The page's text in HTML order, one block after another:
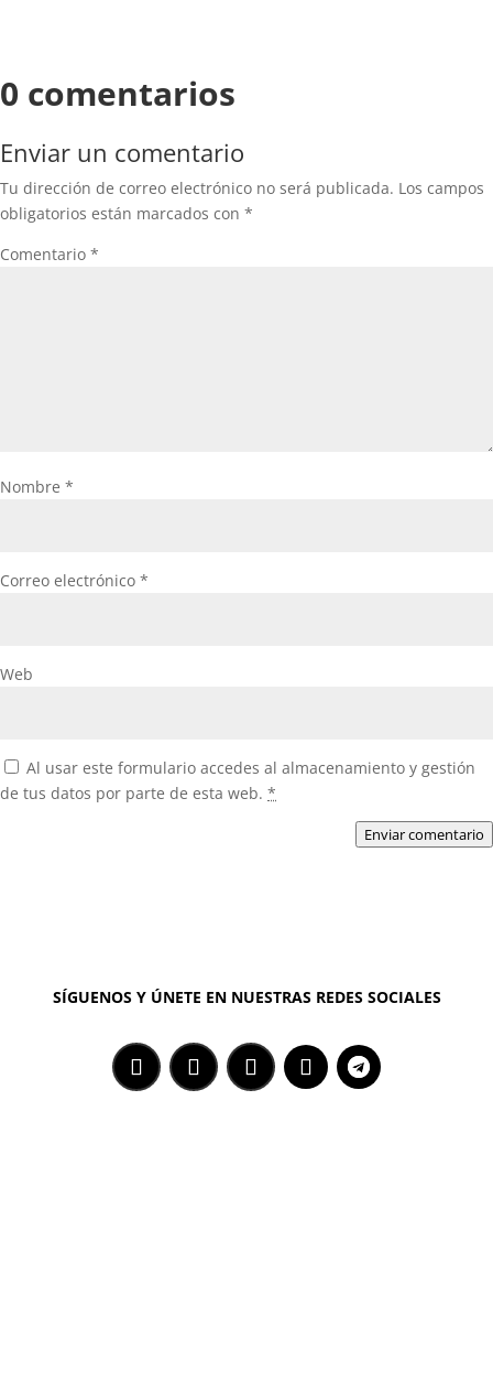
0 comentarios
Enviar un comentario
Tu dirección de correo electrónico no será publicada. Los campos
obligatorios están marcados con *
Comentario *
Nombre *
Correo electrónico *
Web
Al usar este formulario accedes al almacenamiento y gestión
de tus datos por parte de esta web. *
Enviar comentario
SÍGUENOS Y ÚNETE EN NUESTRAS REDES SOCIALES